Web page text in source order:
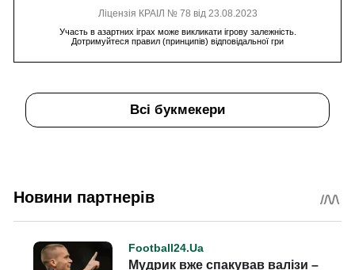
Ліцензія КРАІЛ № 78 від 23.08.2023
Участь в азартних іграх може викликати ігрову залежність.
Дотримуйтеся правил (принципів) відповідальної гри
Всі букмекери